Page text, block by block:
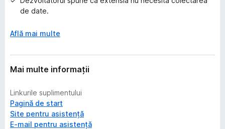
de date.
Află mai multe
Mai multe informații
Linkurile suplimentului
Pagină de start
Site pentru asistență
E-mail pentru asistență